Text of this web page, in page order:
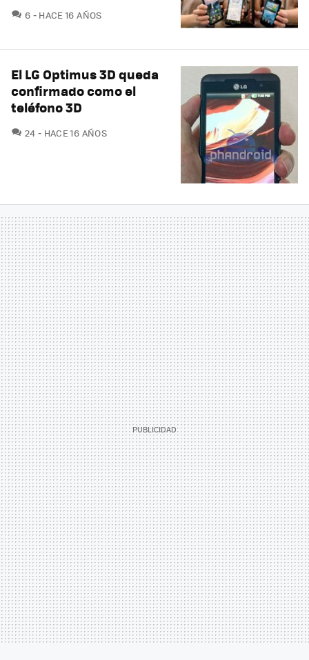
6 COMENTARIOS
HACE 16 AÑOS
El LG Optimus 3D queda
confirmado como el
teléfono 3D
24 COMENTARIOS
HACE 16 AÑOS